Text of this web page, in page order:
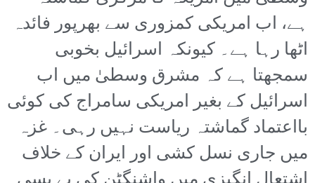
ہے، اب امریکی کمزوری سے بھرپور فائدہ
اٹھا رہا ہے۔ کیونکہ اسرائیل بخوبی
سمجھتا ہے کہ مشرق وسطیٰ میں اب
اسرائیل کے بغیر امریکی سامراج کی کوئی
بااعتماد گماشتہ ریاست نہیں رہی۔ غزہ
میں جاری نسل کشی اور ایران کے خلاف